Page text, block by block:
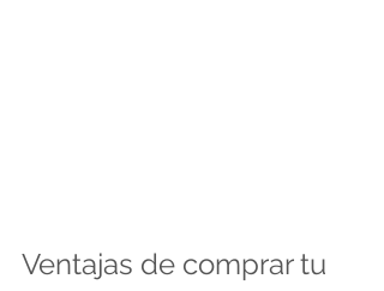
Ventajas de comprar tu